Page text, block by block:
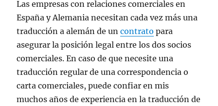
Las empresas con relaciones comerciales en
España y Alemania necesitan cada vez más una
traducción a alemán de uncontrato para
asegurar la posición legal entre los dos socios
comerciales. En caso de que necesite una
traducción regular de una correspondencia o
carta comerciales, puede confiar en mis
muchos años de experiencia en la traducción de